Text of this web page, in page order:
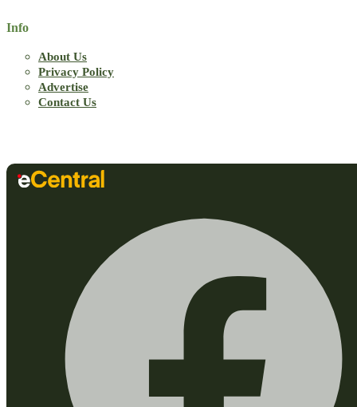
Info
About Us
Privacy Policy
Advertise
Contact Us